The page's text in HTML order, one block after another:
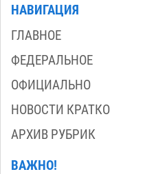
НАВИГАЦИЯ
ГЛАВНОЕ
ФЕДЕРАЛЬНОЕ
ОФИЦИАЛЬНО
НОВОСТИ КРАТКО
АРХИВ РУБРИК
ВАЖНО!